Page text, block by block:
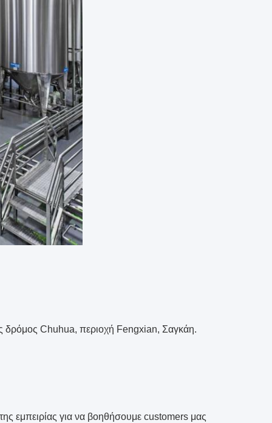
δρόμος Chuhua, περιοχή Fengxian, Σαγκάη.
εμπειρίας για να βοηθήσουμε customers μας